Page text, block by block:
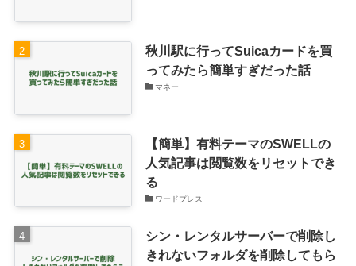
秋川駅に行ってSuicaカードを買
ってみたら簡単すぎだった話
マネー
【簡単】有料テーマのSWELLの
人気記事は閲覧数をリセットでき
る
ワードプレス
シン・レンタルサーバーで削除し
きれないフォルダを削除してもら